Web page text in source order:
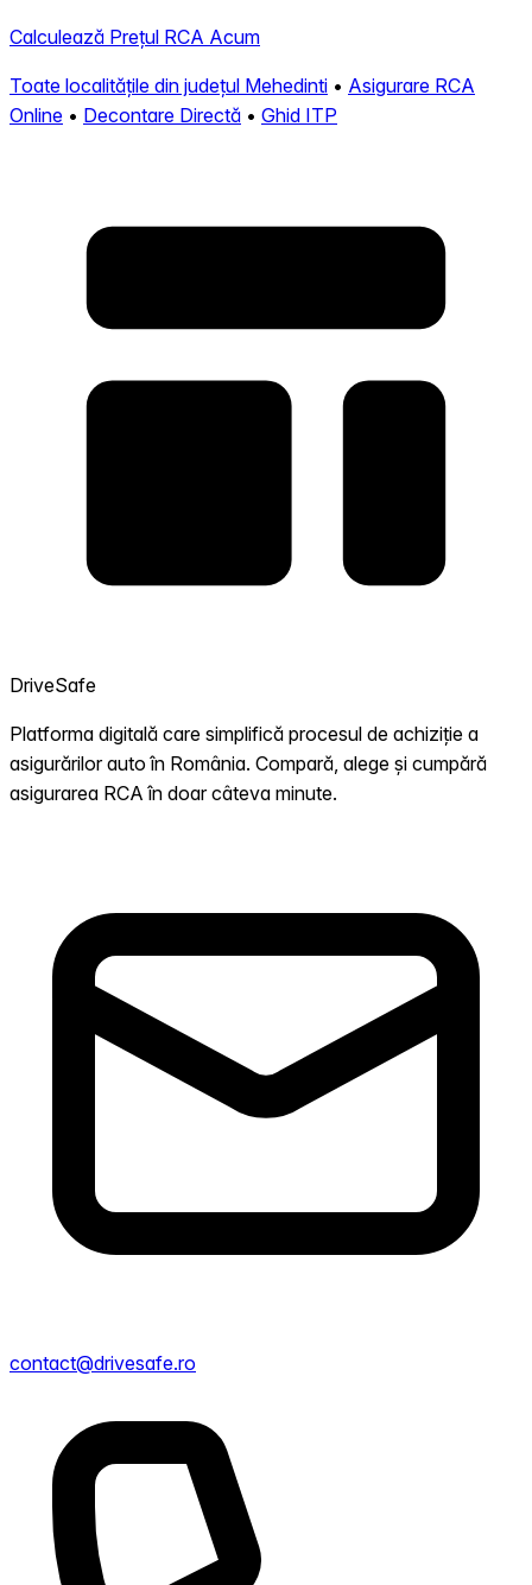
Calculează Prețul RCA Acum
Toate localitățile din județul Mehedinti • Asigurare RCA
Online • Decontare Directă • Ghid ITP
DriveSafe
Platforma digitală care simplifică procesul de achiziție a
asigurărilor auto în România. Compară, alege și cumpără
asigurarea RCA în doar câteva minute.
contact@drivesafe.ro